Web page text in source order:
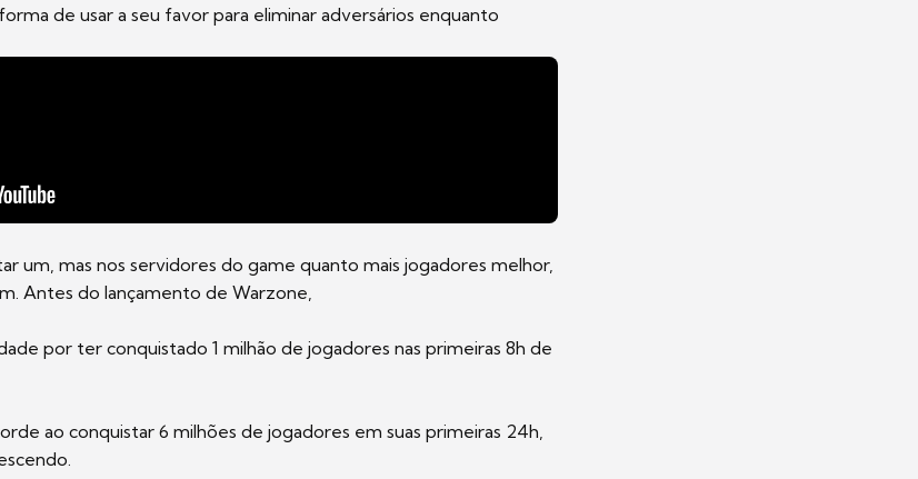
de usar a seu favor para eliminar adversários enquanto
um, mas nos servidores do game quanto mais jogadores melhor,
Antes do lançamento de Warzone,
por ter conquistado 1 milhão de jogadores nas primeiras 8h de
ao conquistar 6 milhões de jogadores em suas primeiras 24h,